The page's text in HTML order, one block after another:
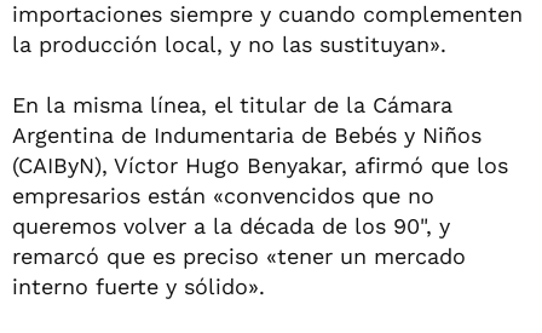
importaciones siempre y cuando complementen
la producción local, y no las sustituyan».
En la misma línea, el titular de la Cámara
Argentina de Indumentaria de Bebés y Niños
(CAIByN), Víctor Hugo Benyakar, afirmó que los
empresarios están «convencidos que no
queremos volver a la década de los 90", y
remarcó que es preciso «tener un mercado
interno fuerte y sólido».